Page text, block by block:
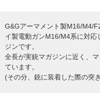
G&Gアーマメント製M16/M4/
イ製電動ガンM16/M4系に対
ジンです。
全長が実銃マガジンに近く、
ています。
(その分、銃に装着した際の突